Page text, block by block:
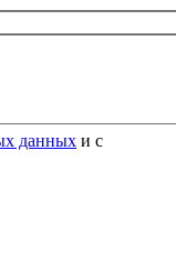
данных и с